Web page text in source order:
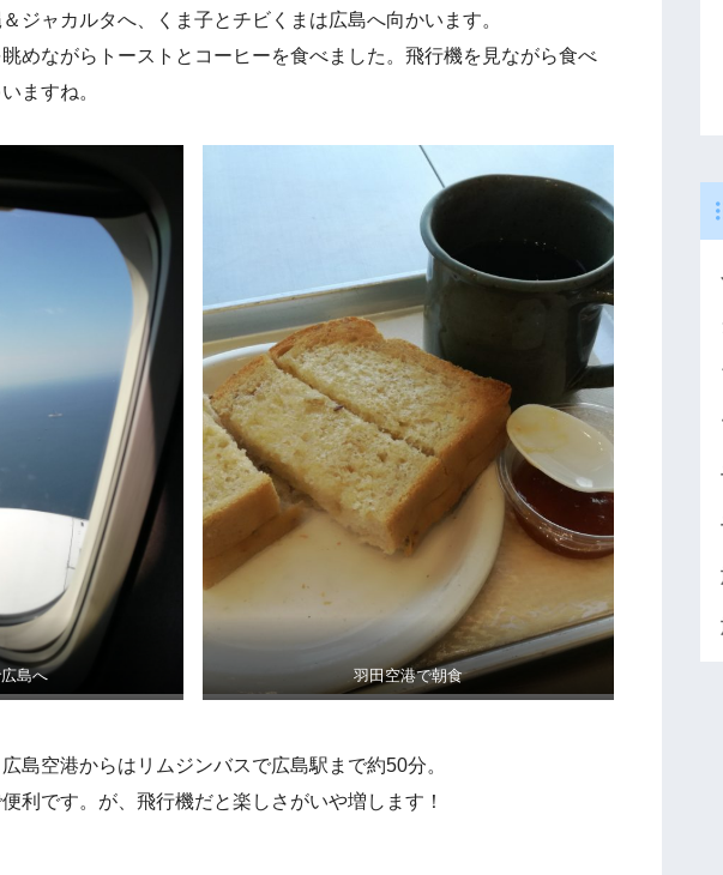
ジャカルタへ、くま子とチビくまは広島へ向かいます。
めながらトーストとコーヒーを食べました。飛行機を見ながら食べ
ますね。
島へ 羽田空港で朝食
島空港からはリムジンバスで広島駅まで約50分。
利です。が、飛行機だと楽しさがいや増します！